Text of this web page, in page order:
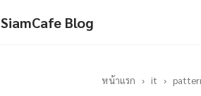
SiamCafe Blog
หน้าแรก › it ›